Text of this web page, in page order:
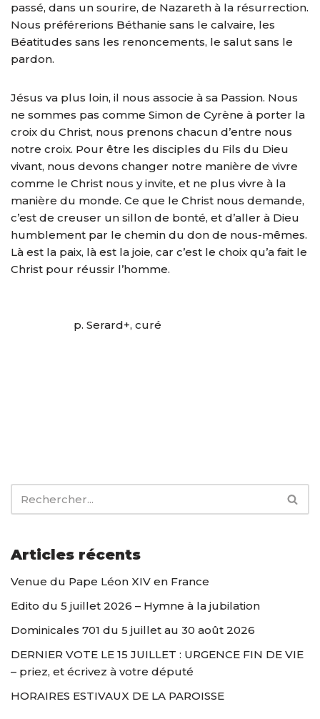
passé, dans un sourire, de Nazareth à la résurrection.
Nous préférerions Béthanie sans le calvaire, les
Béatitudes sans les renoncements, le salut sans le
pardon.
Jésus va plus loin, il nous associe à sa Passion. Nous
ne sommes pas comme Simon de Cyrène à porter la
croix du Christ, nous prenons chacun d’entre nous
notre croix. Pour être les disciples du Fils du Dieu
vivant, nous devons changer notre manière de vivre
comme le Christ nous y invite, et ne plus vivre à la
manière du monde. Ce que le Christ nous demande,
c’est de creuser un sillon de bonté, et d’aller à Dieu
humblement par le chemin du don de nous-mêmes.
Là est la paix, là est la joie, car c’est le choix qu’a fait le
Christ pour réussir l’homme.
p. Serard+, curé
Articles récents
Venue du Pape Léon XIV en France
Edito du 5 juillet 2026 – Hymne à la jubilation
Dominicales 701 du 5 juillet au 30 août 2026
DERNIER VOTE LE 15 JUILLET : URGENCE FIN DE VIE
– priez, et écrivez à votre député
HORAIRES ESTIVAUX DE LA PAROISSE